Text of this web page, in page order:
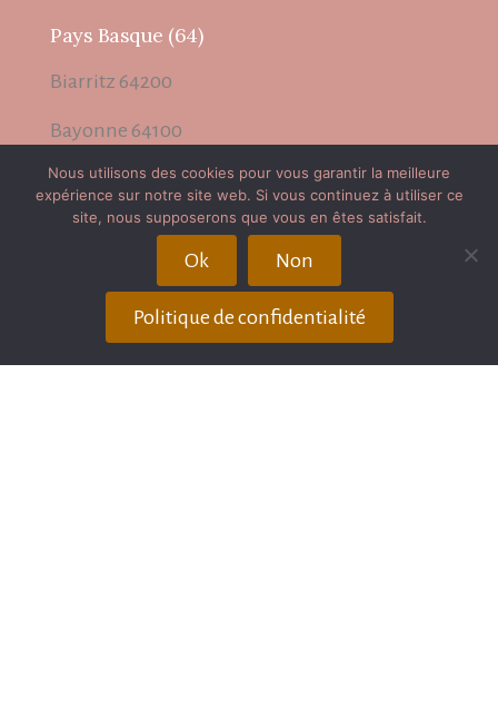
Pays Basque (64)
Biarritz 64200
Bayonne 64100
Anglet 64600
Plan du site
Nous utilisons des cookies pour vous garantir la meilleure
expérience sur notre site web. Si vous continuez à utiliser ce
site, nous supposerons que vous en êtes satisfait.
Ok Non
Politique de confidentialité